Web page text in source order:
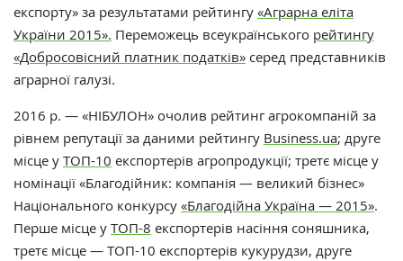
експорту» за результатами рейтингу «Аграрна еліта
України 2015». Переможець всеукраїнського рейтингу
«Добросовісний платник податків» серед представників
аграрної галузі.
2016 р. — «НІБУЛОН» очолив рейтинг агрокомпаній за
рівнем репутації за даними рейтингу Business.ua; друге
місце у ТОП-10 експортерів агропродукції; третє місце у
номінації «Благодійник: компанія — великий бізнес»
Національного конкурсу «Благодійна Україна — 2015».
Перше місце у ТОП-8 експортерів насіння соняшника,
третє місце — ТОП-10 експортерів кукурудзи, друге